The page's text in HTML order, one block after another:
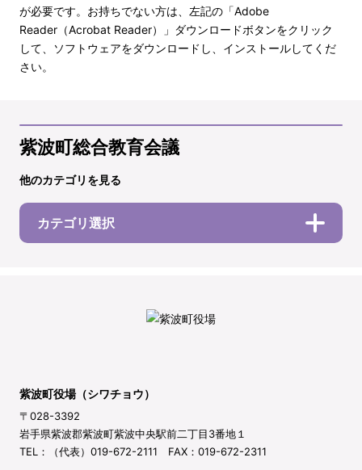
が必要です。お持ちでない方は、左記の「Adobe
Reader（Acrobat Reader）」ダウンロードボタンをクリック
して、ソフトウェアをダウンロードし、インストールしてくだ
さい。
紫波町総合教育会議
他のカテゴリを見る
カテゴリ選択
紫波町役場（シワチョウ）
〒028-3392
岩手県紫波郡紫波町紫波中央駅前二丁目3番地１
TEL：（代表）019-672-2111 FAX：019-672-2311